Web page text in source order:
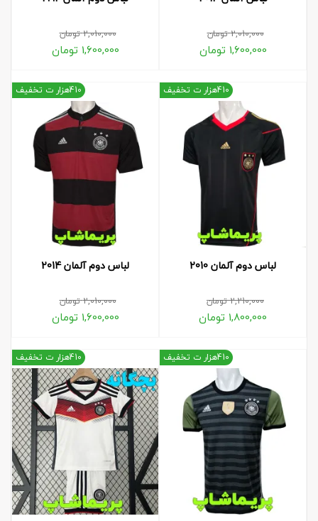
2,010,000تومان
1,600,000 تومان
2,010,000تومان
1,600,000 تومان
لباس دوم آلمان 2010
2,210,000تومان
1,800,000 تومان
410هزار ت تخفیف
لباس دوم آلمان 2014
2,010,000تومان
1,600,000 تومان
410هزار ت تخفیف
410هزار ت تخفیف 410هزار ت تخفیف